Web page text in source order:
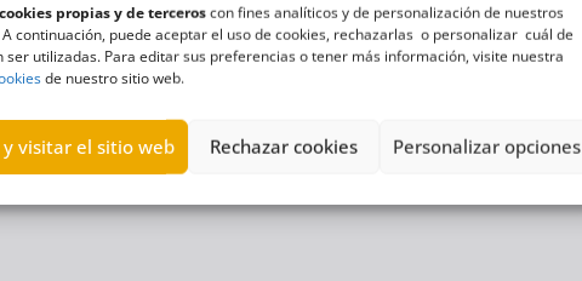
propias y de terceroscon fines analíticos y de personalización de nuestros
continuación, puede aceptar el uso de cookies, rechazarlas o personalizar cuál de
ser utilizadas. Para editar sus preferencias o tener más información, visite nuestra
de nuestro sitio web.
visitar el sitio web Rechazar cookies Personalizar opciones